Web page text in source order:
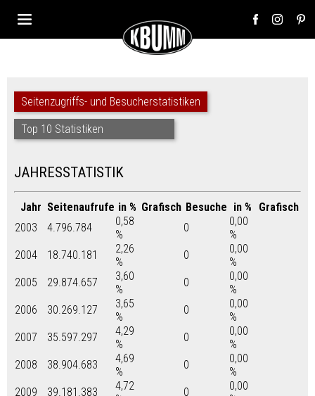
Seitenzugriffs- und Besucherstatistiken
Top 10 Statistiken
JAHRESSTATISTIK
Jahr Seitenaufrufe in % Grafisch Besuche in %
Grafisch
2003
4.796.784
0,58
%
0
0,00
%
2004
18.740.181
2,26
%
0
0,00
%
2005
29.874.657
3,60
%
0
0,00
%
2006
30.269.127
3,65
%
0
0,00
%
2007
35.597.297
4,29
%
0
0,00
%
2008
38.904.683
4,69
%
0
0,00
%
2009
39.181.383
4,72
0
0,00